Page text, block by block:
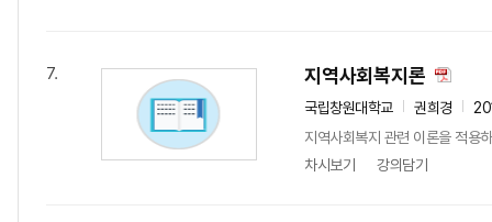
7. 지역사회복지론
국립창원대학교 권희경
지역사회복지 관련 이론을 적용
차시보기
강의담기